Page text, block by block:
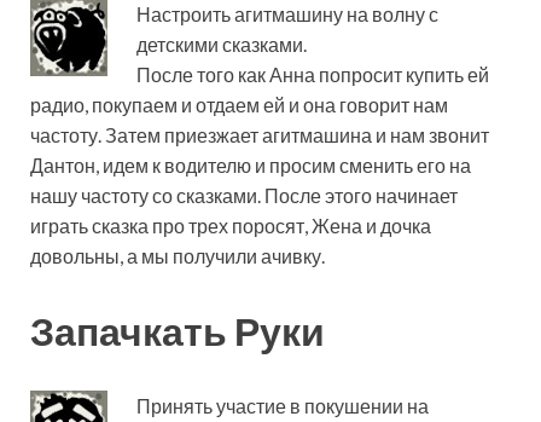
Настроить агитмашину на волну с
детскими сказками.
После того как Анна попросит купить ей
радио, покупаем и отдаем ей и она говорит нам
частоту. Затем приезжает агитмашина и нам звонит
Дантон, идем к водителю и просим сменить его на
нашу частоту со сказками. После этого начинает
играть сказка про трех поросят, Жена и дочка
довольны, а мы получили ачивку.
Запачкать Руки
Принять участие в покушении на